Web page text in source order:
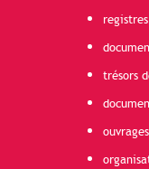
trésors